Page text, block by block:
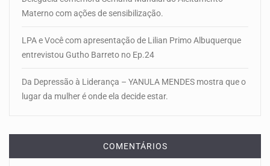
Materno com ações de sensibilização.
LPA e Você com apresentação de Lilian Primo Albuquerque
entrevistou Gutho Barreto no Ep.24
Da Depressão à Liderança – YANULA MENDES mostra que o
lugar da mulher é onde ela decide estar.
COMENTÁRIOS